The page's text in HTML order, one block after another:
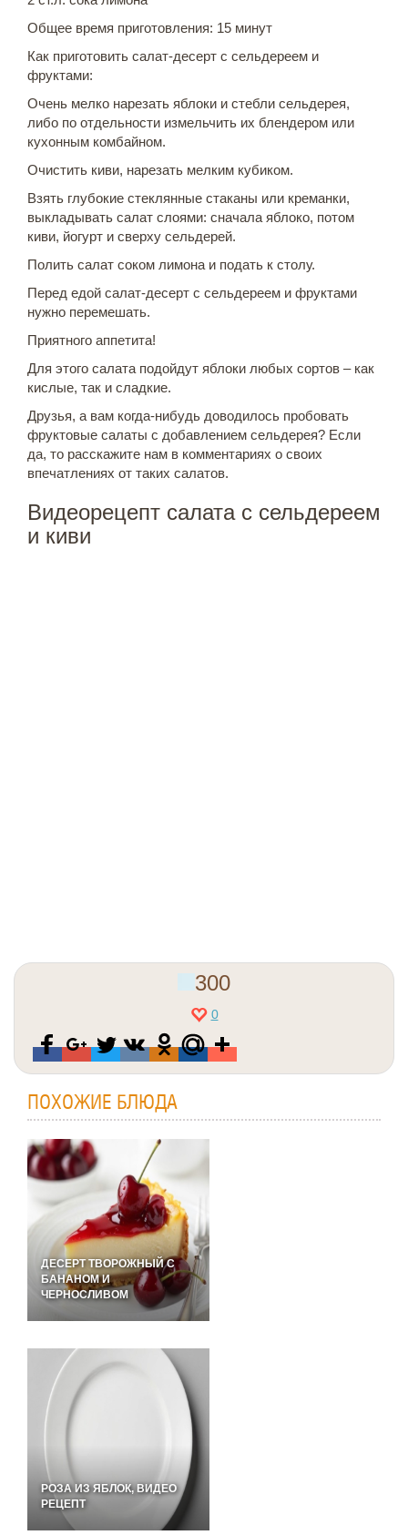
Общее время приготовления: 15 минут
Как приготовить салат-десерт с сельдереем и
фруктами:
Очень мелко нарезать яблоки и стебли сельдерея,
либо по отдельности измельчить их блендером или
кухонным комбайном.
Очистить киви, нарезать мелким кубиком.
Взять глубокие стеклянные стаканы или креманки,
выкладывать салат слоями: сначала яблоко, потом
киви, йогурт и сверху сельдерей.
Полить салат соком лимона и подать к столу.
Перед едой салат-десерт с сельдереем и фруктами
нужно перемешать.
Приятного аппетита!
Для этого салата подойдут яблоки любых сортов – как
кислые, так и сладкие.
Друзья, а вам когда-нибудь доводилось пробовать
фруктовые салаты с добавлением сельдерея? Если
да, то расскажите нам в комментариях о своих
впечатлениях от таких салатов.
Видеорецепт салата с сельдереем
и киви
300
0
ПОХОЖИЕ БЛЮДА
ДЕСЕРТ ТВОРОЖНЫЙ С
БАНАНОМ И
ЧЕРНОСЛИВОМ
РОЗА ИЗ ЯБЛОК, ВИДЕО
РЕЦЕПТ